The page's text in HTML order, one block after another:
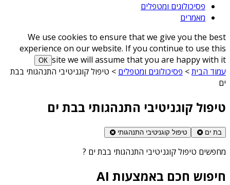
פסיכולוגים ומטפלים
מאמרים
We use cookies to ensure that we give you the best
experience on our website. If you continue to use this
site we will assume that you are happy with it
ОК
עמוד הבית> פסיכולוגים ומטפלים > טיפול קוגניטיבי התנהגותי בבת
ים
טיפול קוגניטיבי התנהגותי בבת ים
בת ים טיפול קוגניטיבי התנהגותי
מחפשים טיפול קוגניטיבי התנהגותי בבת ים ?
חיפוש חכם באמצעות AI